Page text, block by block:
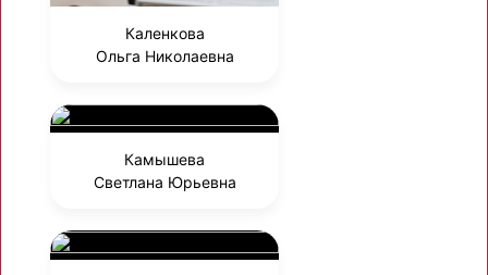
Каленкова
Ольга Николаевна
Камышева
Светлана Юрьевна